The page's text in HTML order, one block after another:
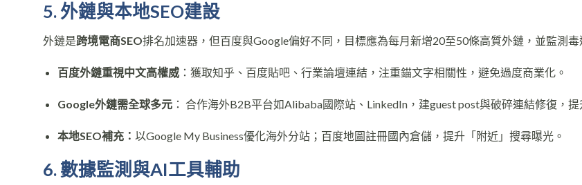
5. 外鏈與本地SEO建設
外鏈是跨境電商SEO排名加速器，但百度與Google偏好不同，目標應為每月新增20至50條高質外鏈，並監測毒
百度外鏈重視中文高權威：獲取知乎、百度貼吧、行業論壇連結，注重錨文字相關性，避免過度商業化。
Google外鏈需全球多元： 合作海外B2B平台如Alibaba國際站、LinkedIn，建guest post與破碎連結修復，提
本地SEO補充： 以Google My Business優化海外分站；百度地圖註冊國內倉儲，提升「附近」搜尋曝光。
6. 數據監測與AI工具輔助